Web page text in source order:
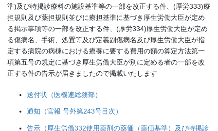
準)及び特掲診療料の施設基準等の一部を改正する件、(厚労333)療
担規則及び薬担規則並びに療担基準に基づき厚生労働大臣が定め
る掲示事項等の一部を改正する件、(厚労334)厚生労働大臣が定め
る傷病名、手術、処置等及び定義副傷病名及び厚生労働大臣が指
定する病院の病棟における療養に要する費用の額の算定方法第一
項第五号の規定に基づき厚生労働大臣が別に定める者の一部を改
正する件の告示が届きましたので掲載いたします
送付状（医機連総務部）
通知（官報 号外第243号目次）
告示（厚生労働332使用薬剤の薬価（薬価基準）及び特掲診